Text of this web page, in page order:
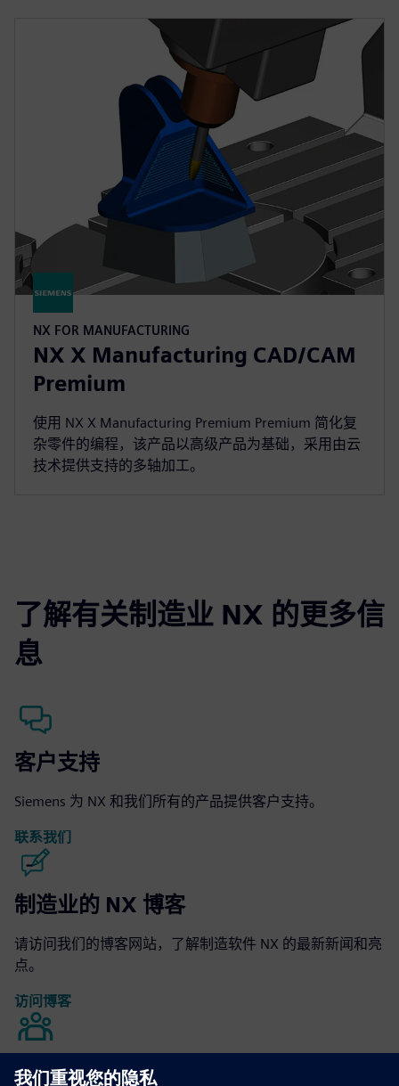
NX FOR MANUFACTURING
NX X Manufacturing CAD/CAM
Premium
使用 NX X Manufacturing Premium Premium 简化复
杂零件的编程，该产品以高级产品为基础，采用由云
技术提供支持的多轴加工。
了解有关制造业 NX 的更多信
息
客户支持
Siemens 为 NX 和我们所有的产品提供客户支持。
联系我们
制造业的 NX 博客
请访问我们的博客网站，了解制造软件 NX 的最新新闻和亮
点。
访问博客
制造业社区的 NX